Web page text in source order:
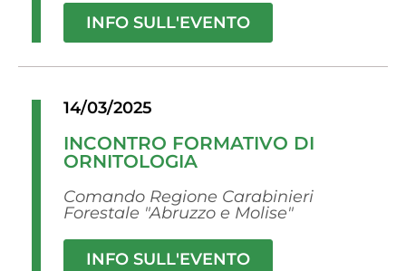
INFO SULL'EVENTO
14/03/2025
INCONTRO FORMATIVO DI
ORNITOLOGIA
Comando Regione Carabinieri
Forestale "Abruzzo e Molise"
INFO SULL'EVENTO